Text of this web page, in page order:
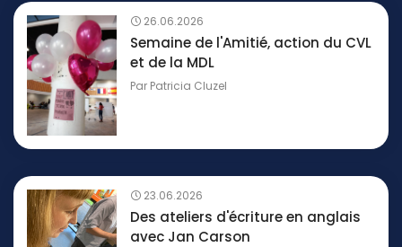
26.06.2026
Semaine de l'Amitié, action du CVL
et de la MDL
Par Patricia Cluzel
23.06.2026
Des ateliers d'écriture en anglais
avec Jan Carson